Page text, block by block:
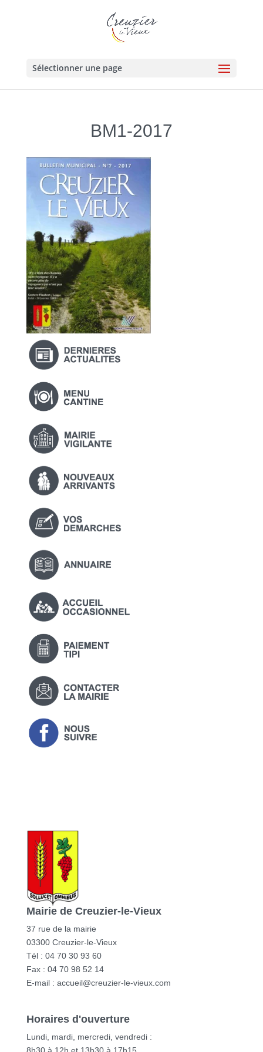
Sélectionner une page
BM1-2017
Mairie de Creuzier-le-Vieux
37 rue de la mairie
03300 Creuzier-le-Vieux
Tél : 04 70 30 93 60
Fax : 04 70 98 52 14
E-mail : accueil@creuzier-le-vieux.com
Horaires d'ouverture
Lundi, mardi, mercredi, vendredi :
8h30 à 12h et 13h30 à 17h15